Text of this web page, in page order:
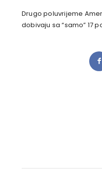
Drugo poluvrijeme
dobivaju sa “samo” 17